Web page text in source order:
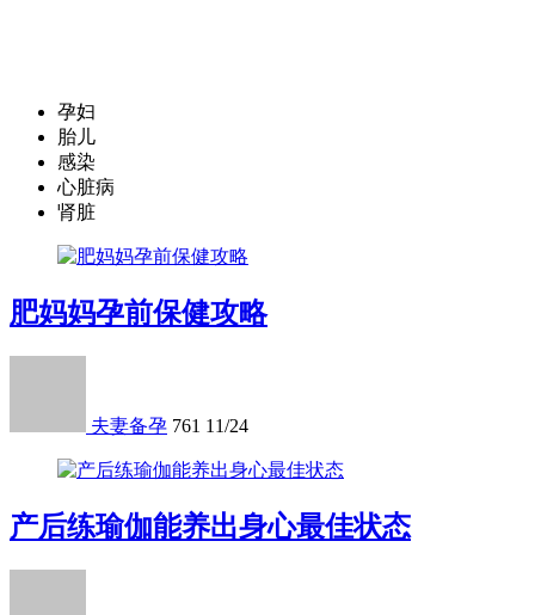
孕妇
胎儿
感染
心脏病
肾脏
肥妈妈孕前保健攻略
夫妻备孕 761 11/24
产后练瑜伽能养出身心最佳状态